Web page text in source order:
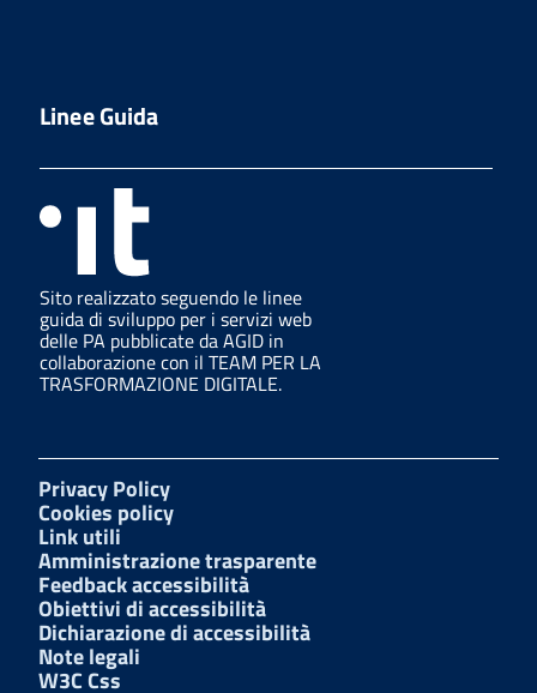
Linee Guida
Sito realizzato seguendo le linee
guida di sviluppo per i servizi web
delle PA pubblicate da AGID in
collaborazione con il TEAM PER LA
TRASFORMAZIONE DIGITALE.
Privacy Policy
Cookies policy
Link utili
Amministrazione trasparente
Feedback accessibilità
Obiettivi di accessibilità
Dichiarazione di accessibilità
Note legali
W3C Css